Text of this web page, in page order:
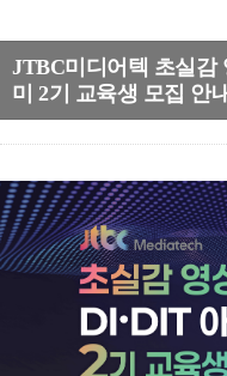
JTBC미디어텍 초실감
미 2기 교육생 모집 안내